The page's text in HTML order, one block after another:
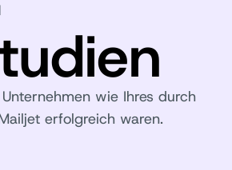
wie Ihres durch
erfolgreich waren.